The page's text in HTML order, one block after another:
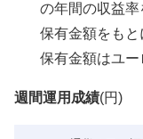
の年間の収益率
保有金額をもと
保有金額はユー
週間運用成績(円)